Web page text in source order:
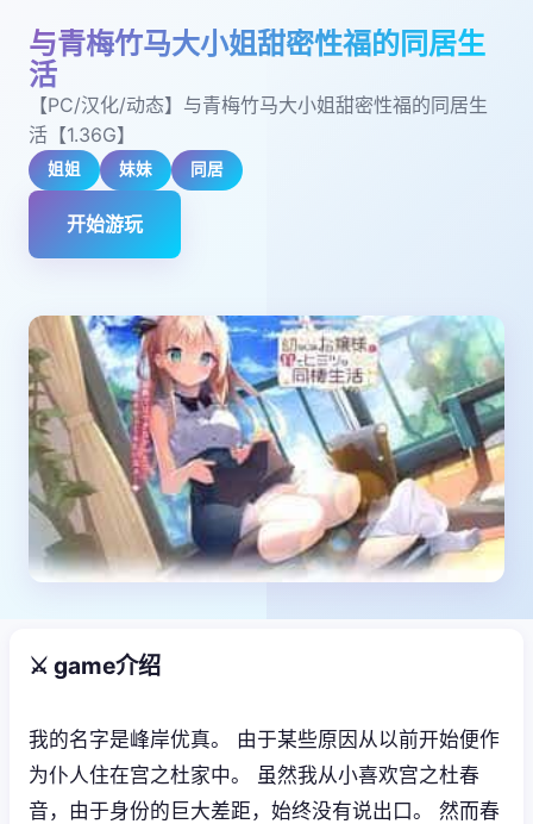
与青梅竹马大小姐甜密性福的同居生
活
【PC/汉化/动态】与青梅竹马大小姐甜密性福的同居生
活【1.36G】
姐姐 妹妹 同居
开始游玩
⚔️ game介绍
我的名字是峰岸优真。 由于某些原因从以前开始便作
为仆人住在宫之杜家中。 虽然我从小喜欢宫之杜春
音，由于身份的巨大差距，始终没有说出口。 然而春